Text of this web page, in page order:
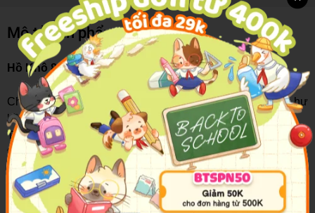
Mô tả sản phẩm
Hồ Khô 8G Mungyo GS-8Y
Chất hồ mịn, khô, bám dính tốt mà không làm nhăn hay hư
bề mặt được dán.
Thiết kế dạng thỏi cùng cơ chế vặn tiện dụng giúp bạn có
thể sử dụng dễ dàng, không dính tay và thao tác nhanh
chóng, lượng hồ ra đều, mỏng.
Sản phẩm được sản xuất từ nguyên liệu an toàn cho sức
khỏe, không chứa chất độc hại, thích hợp sử dụng trên